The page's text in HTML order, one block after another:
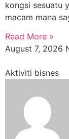
kongsi sesuatu
macam mana
Read More »
August 7, 2026
Aktiviti bisnes